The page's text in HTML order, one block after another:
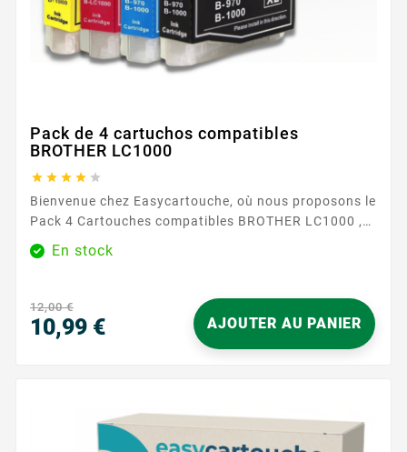
Pack de 4 cartuchos compatibles
BROTHER LC1000
    
Bienvenue chez Easycartouche, où nous proposons le
Pack 4 Cartouches compatibles BROTHER LC1000 ,
conçu pour offrir une qualité d'impression
exceptionnelle à un prix imbattable. Ces cartouches
performances élevées et une fiabilité de leurs
fournitures d'impression. Le Pack 4 Cartouches
compatibles BROTHER LC1000 comprend à la...
En stock
12,00 €
10,99 € AJOUTER AU PANIER